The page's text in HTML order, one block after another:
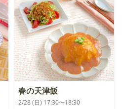
春の天津飯
2/28 (日) 17:30〜18:30